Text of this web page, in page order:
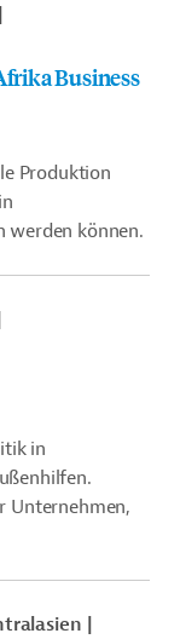
Business
Produktion
werden können.
in
Unternehmen,